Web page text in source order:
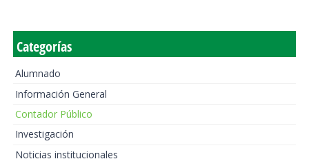
Categorías
Alumnado
Información General
Contador Público
Investigación
Noticias institucionales